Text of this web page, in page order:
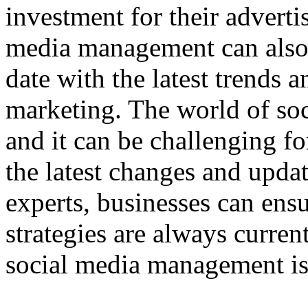
investment for their
media management can
date with the latest trends
marketing. The world of
and it can be challenging
the latest changes and
experts, businesses can
strategies are always
social media management